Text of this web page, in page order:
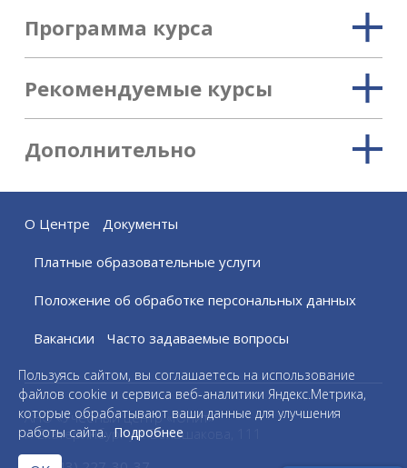
Программа курса
Рекомендуемые курсы
Дополнительно
О Центре Документы
Платные образовательные услуги
Положение об обработке персональных данных
Вакансии Часто задаваемые вопросы
АНО «Учебный центр «Юнит»
г. Екатеринбург ул. Большакова, 111
Пользуясь сайтом, вы соглашаетесь на использование
файлов cookie и сервиса веб-аналитики Яндекс.Метрика,
которые обрабатывают ваши данные для улучшения
работы сайта. Подробнее